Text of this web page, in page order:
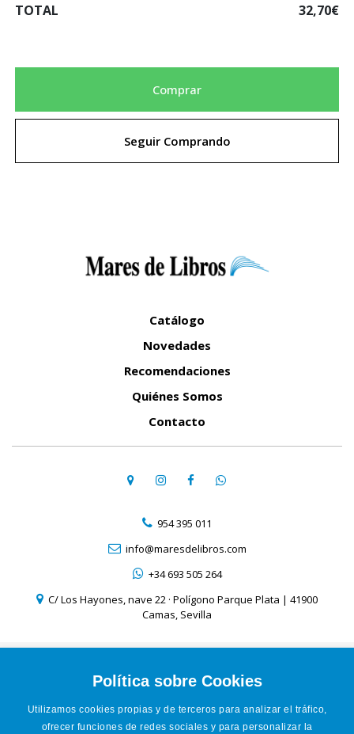
Política sobre Cookies
Utilizamos cookies propias y de terceros para analizar el tráfico,
ofrecer funciones de redes sociales y para personalizar la
TOTAL 32,70€
Comprar
Seguir Comprando
Catálogo
Novedades
Recomendaciones
Quiénes Somos
Contacto
954 395 011
info@maresdelibros.com
+34 693 505 264
C/ Los Hayones, nave 22 · Polígono Parque Plata | 41900
Camas, Sevilla
Política de Cookies
Condiciones de venta online